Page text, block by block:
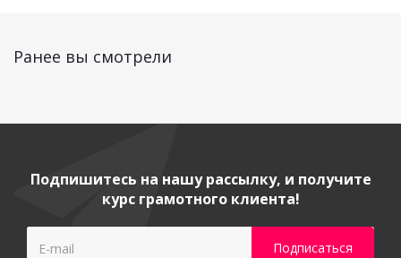
Ранее вы смотрели
Подпишитесь на нашу рассылку, и получите
курс грамотного клиента!